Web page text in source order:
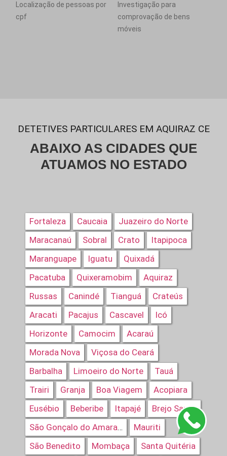
Localização de pessoas por
cpf
Investigação para
comprovação de bens
móveis
DETETIVES PARTICULARES EM AQUIRAZ CE
ABAIXO AS CIDADES QUE
ATUAMOS NO ESTADO
Fortaleza Caucaia
Juazeiro do Norte
Maracanaú
Sobral Crato
Itapipoca
Maranguape
Iguatu
Quixadá
Pacatuba
Quixeramobim
Aquiraz
Russas
Canindé Tianguá
Crateús
Aracati
Pacajus Cascavel
Icó
Horizonte
Camocim
Acaraú
Morada Nova
Viçosa do Ceará
Barbalha
Limoeiro do Norte
Tauá
Trairi
Granja Boa Viagem
Acopiara
Eusébio
Beberibe Itapajé Brejo Santo
São Gonçalo do Amarante
Mauriti
São Benedito
Mombaça Santa Quitéria